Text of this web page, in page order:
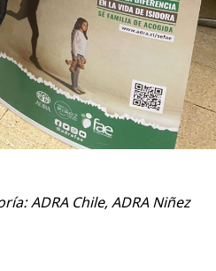
ADRA Chile,ADRA Niñez